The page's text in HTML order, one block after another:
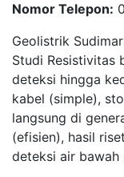
Nomor Telepon:
Geolistrik
Studi Resistivitas
deteksi hingga
kabel (simple),
langsung di
(efisien), hasil
deteksi air bawah